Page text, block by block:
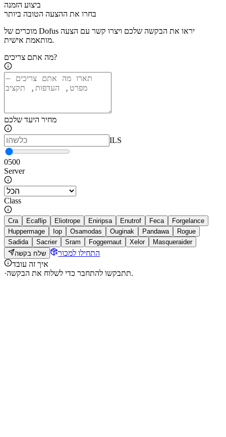
ביצוע הזמנה
בחרו את ההצעה הטובה ביותר
מוכרים של Dofus יראו את הבקשה שלכם ויצרו קשר עם הצעה
מותאמת אישית.
מה אתם צריכים?
מחיר היעד שלכם
ILS
0500
Server
Class
Cra Ecaflip Eliotrope Eniripsa Enutrof Feca
Forgelance
Huppermage
Iop Osamodas Ouginak Pandawa
Rogue
Sadida
Sacrier Sram Foggernaut Xelor
Masqueraider
שלח בקשה
התחילו למכור
איך זה עובד
·
תתבקשו להתחבר כדי לשלוח את הבקשה.